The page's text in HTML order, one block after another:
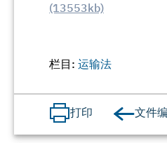
(13553kb)
栏目: 运输法
打印 文件